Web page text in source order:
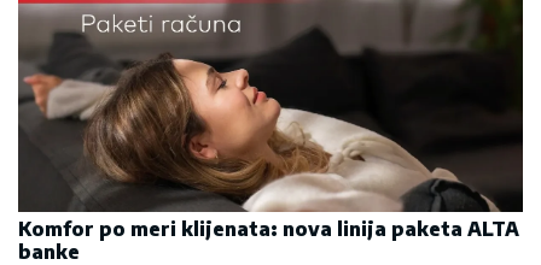
Komfor po meri klijenata: nova linija paketa ALTA
banke